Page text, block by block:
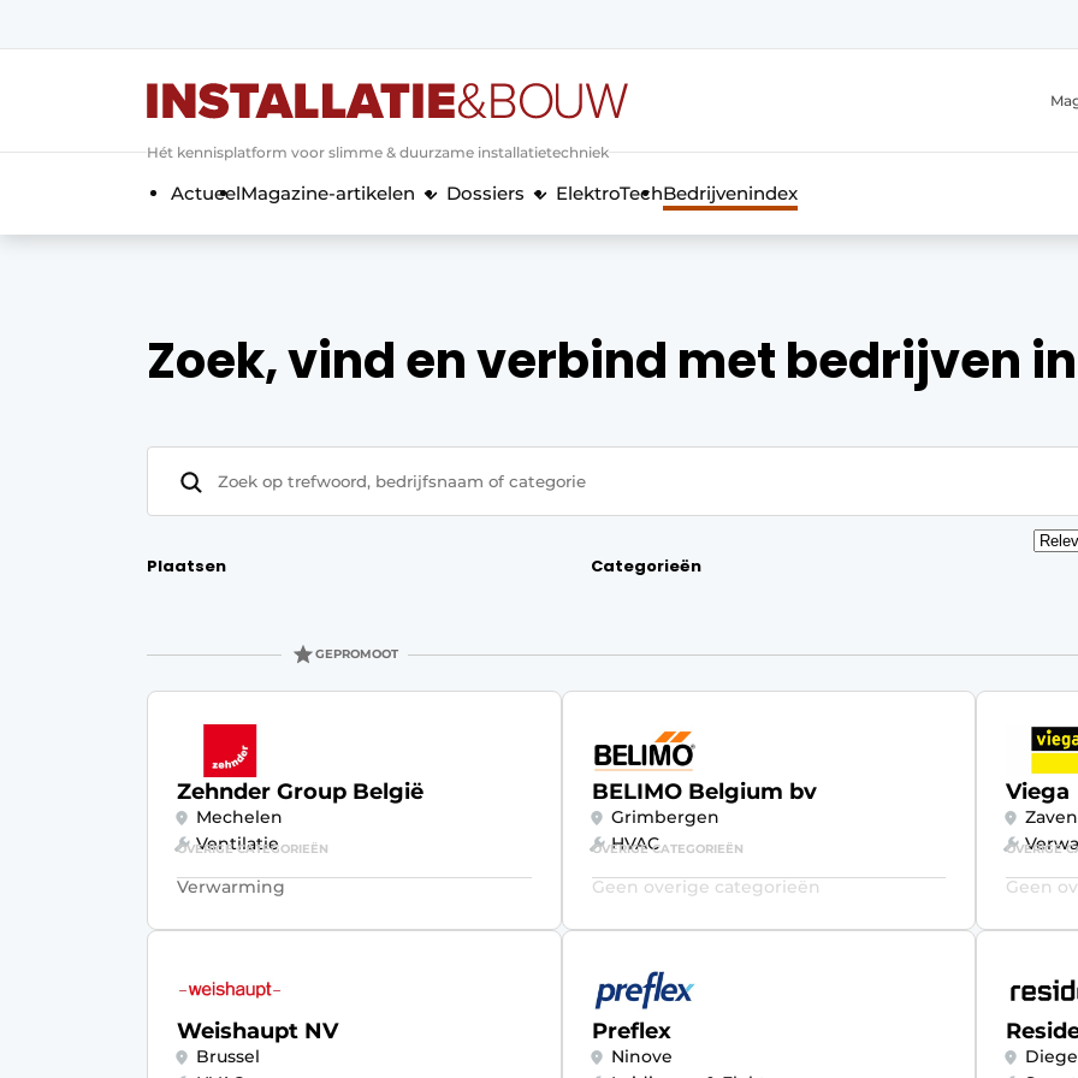
Algemene voorwaarden
Banner overzicht
BedrijvenAanmeldenBedankt voor de aanmelding
Bedrijven
Home
Nieuwsbrief
Podcasts
Vacature aanmelden
Hét kennisplatform voor slimme & duurzame installatietechniek
ActueelMagazine-artikelen Dossiers ElektroTechBedrijvenindex
Zoek, vind en verbind met bedrijven
Plaatsen Categorieën
GEPROMOOT
Zehnder Group België
Mechelen
Ventilatie
OVERIGE CATEGORIEËN
Verwarming
BELIMO Belgium bv
Grimbergen
HVAC
OVERIGE CATEGORIEËN
Geen overige categorieën
Viega
OVERIGE
Geen
Weishaupt NV
Brussel
Preflex
Ninove